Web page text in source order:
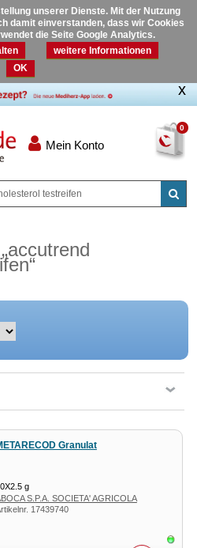
unserer Dienste. Mit der Nutzung
damit einverstanden, dass wir Cookies
die Seite Google Analytics.
weitere Informationen
OK
0
Mein Konto
„accutrend
“
Granulat
g
S.P.A. SOCIETA' AGRICOLA
17439740